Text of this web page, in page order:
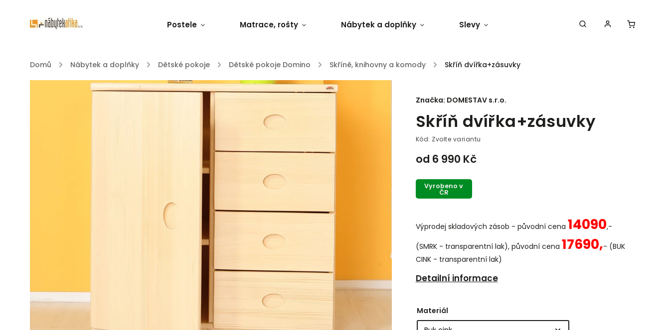
Postele Matrace, rošty Nábytek a doplňky Slevy
Domů / Nábytek a doplňky / Dětské pokoje / Dětské pokoje Domino / Skříně, knihovny a komody / Skříň dvířka+zásuvky
Skříň dvířka+zásuvky
Kód: Zvolte variantu
od 6 990 Kč
Vyrobeno v
ČR
Výprodej skladových zásob - původní cena 14090,-
(SMRK - transparentní lak), původní cena 17690,- (BUK
CINK - transparentní lak)
Detailní informace
Značka: DOMESTAV s.r.o.
Materiál